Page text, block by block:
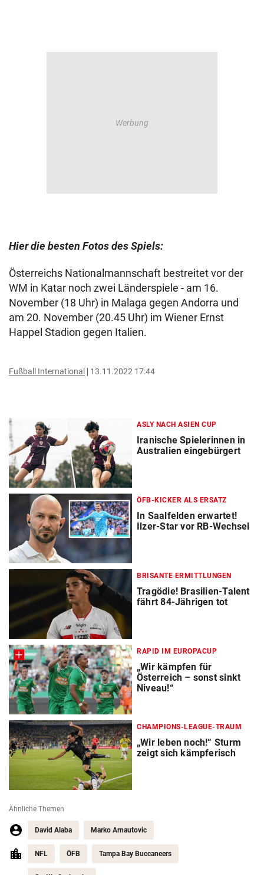
Hier die besten Fotos des Spiels:
Österreichs Nationalmannschaft bestreitet vor der
WM in Katar noch zwei Länderspiele - am 16.
November (18 Uhr) in Malaga gegen Andorra und
am 20. November (20.45 Uhr) im Wiener Ernst
Happel Stadion gegen Italien.
Fußball International 13.11.2022 17:44
ASLY NACH ASIEN CUP
Iranische Spielerinnen in
Australien eingebürgert
ÖFB-KICKER ALS ERSATZ
In Saalfelden erwartet!
Ilzer-Star vor RB-Wechsel
BRISANTE ERMITTLUNGEN
Tragödie! Brasilien-Talent
fährt 84-Jährigen tot
RAPID IM EUROPACUP
„Wir kämpfen für
Österreich – sonst sinkt
Niveau!“
CHAMPIONS-LEAGUE-TRAUM
„Wir leben noch!“ Sturm
zeigt sich kämpferisch
Ähnliche Themen
David Alaba Marko Arnautovic
NFL ÖFB Tampa Bay Buccaneers